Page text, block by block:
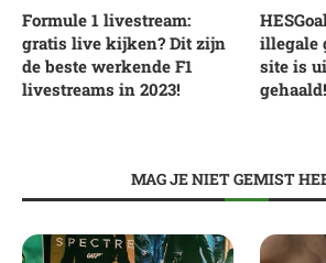
Formule 1 livestream:
gratis live kijken? Dit zijn
de beste werkende F1
livestreams in 2023!
illegale
site is
gehaald!
MAG JE NIET GEMIST